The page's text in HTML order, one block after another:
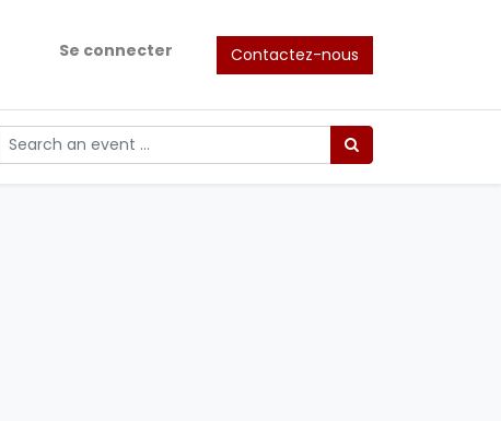
Se connecter Contactez-nous